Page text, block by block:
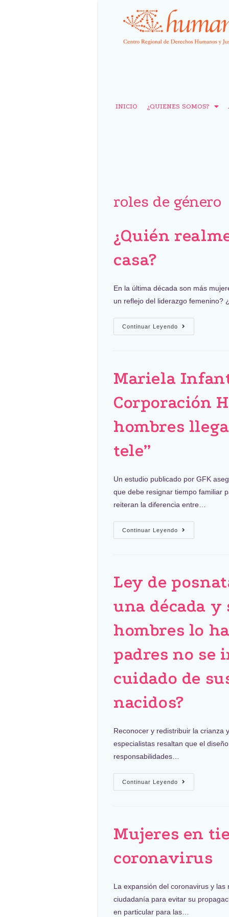
INICIO ¿QUIENES SOMOS?
roles de género
¿Quién
casa?
En la última década son más
un reflejo del liderazgo femenino?
Continuar Leyendo
Mariela
Corporación
hombres
tele”
Un estudio publicado por GFK
que debe resignar tiempo familiar
reiteran la diferencia entre…
Continuar Leyendo
Ley de
una década y
hombres lo
padres no se
cuidado de
nacidos?
Reconocer y redistribuir la crianza
especialistas resaltan que el
responsabilidades…
Continuar Leyendo
Mujeres en
coronavirus
La expansión del coronavirus y
ciudadanía para evitar su
en particular para las…